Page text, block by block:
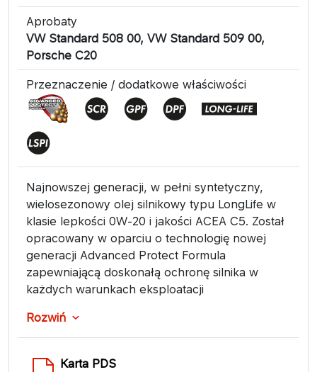
Aprobaty
VW Standard 508 00, VW Standard 509 00,
Porsche C20
Przeznaczenie / dodatkowe właściwości
Najnowszej generacji, w pełni syntetyczny,
wielosezonowy olej silnikowy typu LongLife w
klasie lepkości 0W-20 i jakości ACEA C5. Został
opracowany w oparciu o technologię nowej
generacji Advanced Protect Formula
zapewniającą doskonałą ochronę silnika w
każdych warunkach eksploatacji
Rozwiń
Karta PDS